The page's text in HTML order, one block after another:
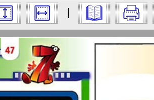
|
год. Выберите страницу и
Отправить